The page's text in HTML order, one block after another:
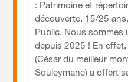
: Patrimoine et
découverte, 15/25
Public. Nous sommes
depuis 2025 ! En
(César du meilleur
Souleymane) a offert